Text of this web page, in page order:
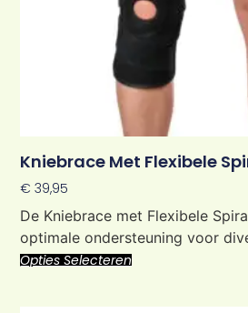
Kniebrace Met Flexibele
€ 39,95
De Kniebrace met Flexibele
optimale ondersteuning voor
Opties Selecteren